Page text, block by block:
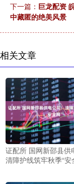
下一篇： 巨龙配资
中藏匿的绝美风景
相关文章
证配所 国网新邵县供
清障护线筑牢秋季“安